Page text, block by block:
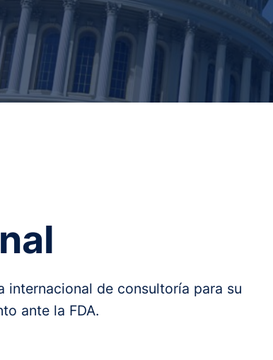
internacional de consultoría para su
ante la FDA.